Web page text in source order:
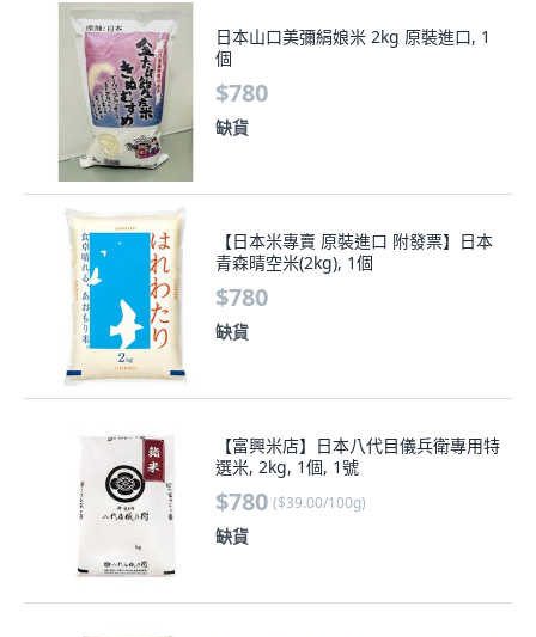
日本山口美彌絹娘米 2kg 原裝進口, 1
個
$780
缺貨
【日本米專賣 原裝進口 附發票】日本
青森晴空米(2kg), 1個
$780
缺貨
【富興米店】日本八代目儀兵衛專用特
選米, 2kg, 1個, 1號
$780 ($39.00/100g)
缺貨